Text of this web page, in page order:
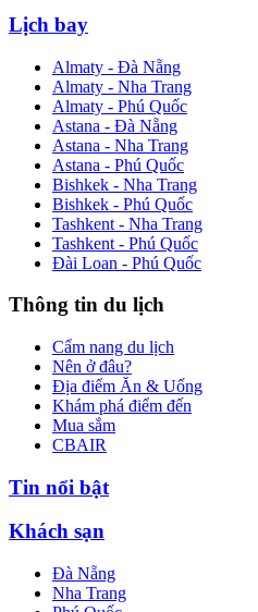
Lịch bay
Almaty - Đà Nẵng
Almaty - Nha Trang
Almaty - Phú Quốc
Astana - Đà Nẵng
Astana - Nha Trang
Astana - Phú Quốc
Bishkek - Nha Trang
Bishkek - Phú Quốc
Tashkent - Nha Trang
Tashkent - Phú Quốc
Đài Loan - Phú Quốc
Thông tin du lịch
Cẩm nang du lịch
Nên ở đâu?
Địa điểm Ăn & Uống
Khám phá điểm đến
Mua sắm
CBAIR
Tin nổi bật
Khách sạn
Đà Nẵng
Nha Trang